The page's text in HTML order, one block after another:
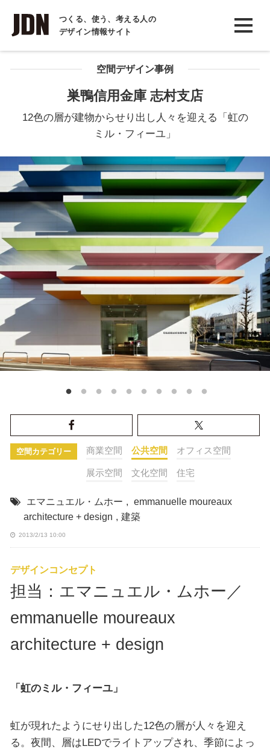
つくる、使う、考える人の
デザイン情報サイト
INTERVIEW
インタビュー
REPORT
COLUMN
空間デザイン事例
巣鴨信用金庫 志村支店
12色の層が建物からせり出し人々を迎える「虹の
ミル・フィーユ」
空間カテゴリー 商業空間 公共空間 オフィス空間
展示空間 文化空間 住宅
エマニュエル・ムホー , emmanuelle moureaux
architecture + design , 建築
2013/2/13 10:00
デザインコンセプト
担当：エマニュエル・ムホー／
emmanuelle moureaux
architecture + design
「虹のミル・フィーユ」
虹が現れたようにせり出した12色の層が人々を迎え
る。夜間、層はLEDでライトアップされ、季節によっ